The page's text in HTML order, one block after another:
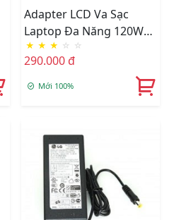
Adapter LCD Va Sạc
Laptop Đa Năng 120W
505A
★ ★ ★ ☆ ☆
290.000 đ
Mới 100%